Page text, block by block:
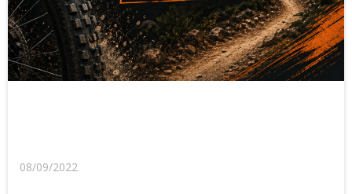
08/09/2022